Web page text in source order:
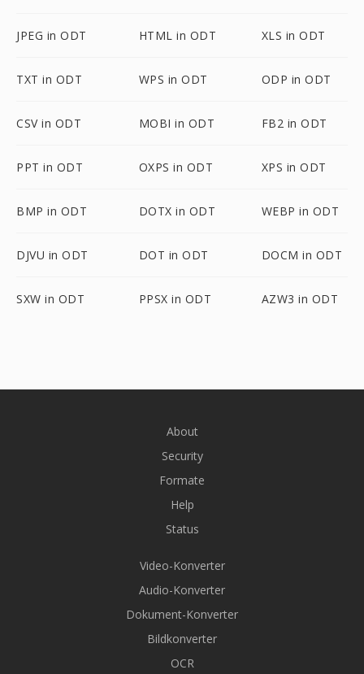
JPEG in ODT HTML in ODT XLS in ODT
TXT in ODT WPS in ODT ODP in ODT
CSV in ODT MOBI in ODT FB2 in ODT
PPT in ODT OXPS in ODT XPS in ODT
BMP in ODT DOTX in ODT WEBP in ODT
DJVU in ODT DOT in ODT DOCM in ODT
SXW in ODT PPSX in ODT AZW3 in ODT
About
Security
Formate
Help
Status
Video-Konverter
Audio-Konverter
Dokument-Konverter
Bildkonverter
OCR